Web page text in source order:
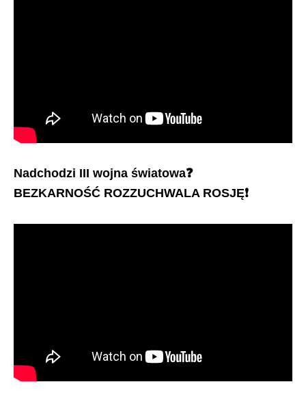
Nadchodzi III wojna światowa❓
BEZKARNOŚĆ ROZZUCHWALA ROSJĘ❗️